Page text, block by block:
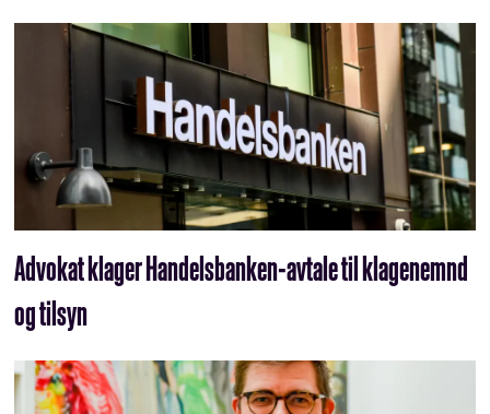
Advokat klager Handelsbanken-avtale til klagenemnd
og tilsyn